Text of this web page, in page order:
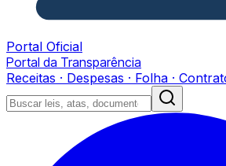
Portal Oficial
Portal da Transparência
Receitas · Despesas · Folha ·